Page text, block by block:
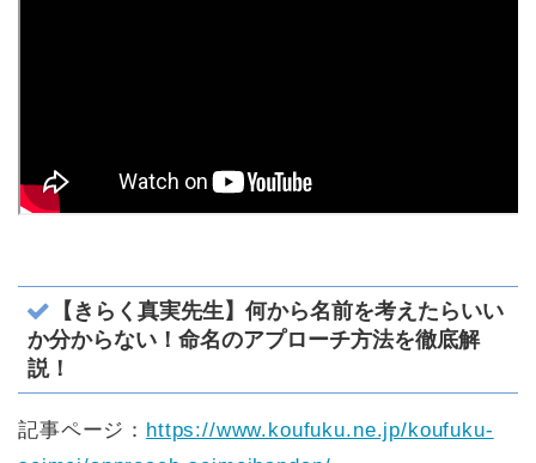
【きらく真実先生】何から名前を考えたらいい
か分からない！命名のアプローチ方法を徹底解
説！
記事ページ： https://www.koufuku.ne.jp/koufuku-